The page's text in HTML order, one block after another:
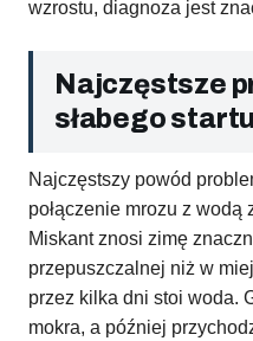
wzrostu, diagnoza jest
Najczęstsze
słabego
Najczęstszy powód
połączenie mrozu z
Miskant znosi zimę
przepuszczalnej niż w
przez kilka dni stoi woda.
mokra, a później